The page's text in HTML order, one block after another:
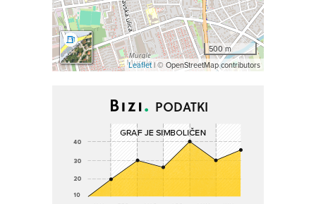
500 m
Leaflet| © OpenStreetMap contributors
PODATKI